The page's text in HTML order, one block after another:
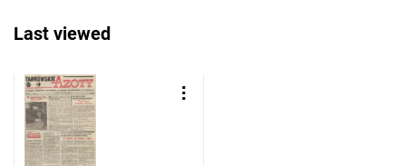
Azotowych im. Feliksa Dzierżyńskiego
Tarnowskie Azoty : tygodnik Zakładów
Azotowych im. Feliksa Dzierżyńskiego
w Tarnowie. 1983, nr 25
Tarnowskie Azoty : tygodnik Zakładów
Last viewed